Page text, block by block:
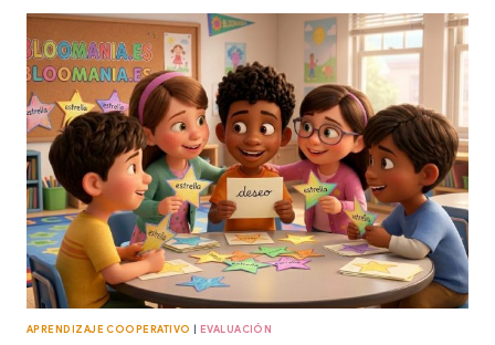
DE
SALIDA
PARA
EVALUAR
EN
5
MINUTOS.
APRENDIZAJE COOPERATIVO | EVALUACIÓN